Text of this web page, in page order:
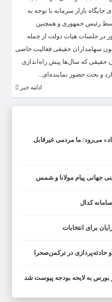
بازار سرمایه با توجه به
رئیس جمهوری و همچنین
در جلسات هیات دولت از جمله
سهامداران حقیقی فعالیت خاصی
حقیقی که سال‌ها پیش راه‌اندازی
و بحث حضور نماینده‌ای...
ادامه خبر
می‌رود/ ما مردمی غیرقابل
برای انتخابات
حادثه‌پردازی در ترکمن‌صحرا